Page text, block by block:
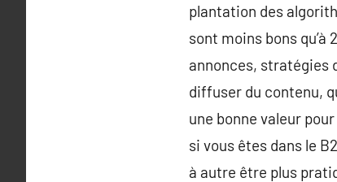
plantation des
sont moins bons
annonces, stratégies
diffuser du contenu,
une bonne valeur
si vous êtes dans le
à autre être plus